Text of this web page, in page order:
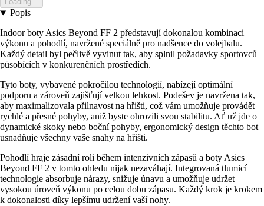
Popis
Indoor boty Asics Beyond FF 2 představují dokonalou kombinaci
výkonu a pohodlí, navržené speciálně pro nadšence do volejbalu.
Každý detail byl pečlivě vyvinut tak, aby splnil požadavky sportovců
působících v konkurenčních prostředích.
Tyto boty, vybavené pokročilou technologií, nabízejí optimální
podporu a zároveň zajišťují velkou lehkost. Podešev je navržena tak,
aby maximalizovala přilnavost na hřišti, což vám umožňuje provádět
rychlé a přesné pohyby, aniž byste ohrozili svou stabilitu. Ať už jde o
dynamické skoky nebo boční pohyby, ergonomický design těchto bot
usnadňuje všechny vaše snahy na hřišti.
Pohodlí hraje zásadní roli během intenzivních zápasů a boty Asics
Beyond FF 2 v tomto ohledu nijak nezaváhají. Integrovaná tlumicí
technologie absorbuje nárazy, snižuje únavu a umožňuje udržet
vysokou úroveň výkonu po celou dobu zápasu. Každý krok je krokem
k dokonalosti díky lepšímu udržení vaší nohy.